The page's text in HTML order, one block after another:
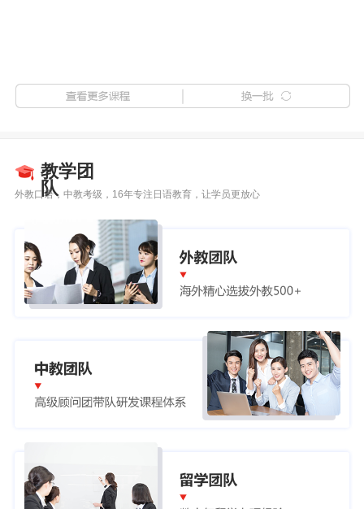
教学团
队
外教口语，中教考级，16年专注日语教育，让学员更放心